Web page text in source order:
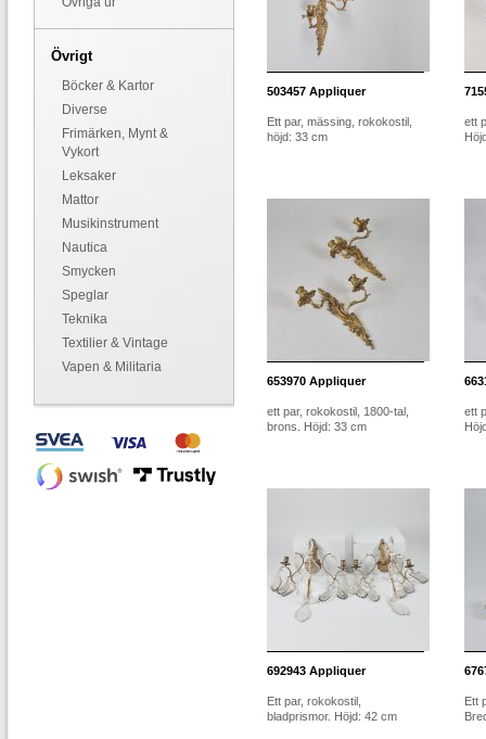
Övrigt
Böcker & Kartor
Diverse
Frimärken, Mynt &
Vykort
Leksaker
Mattor
Musikinstrument
Nautica
Smycken
Speglar
Teknika
Textilier & Vintage
Vapen & Militaria
503457 Appliquer
Ett par, mässing, rokokostil,
höjd: 33 cm
ett
653970 Appliquer
ett par, rokokostil, 1800-tal,
brons. Höjd: 33 cm
ett
692943 Appliquer
Ett par, rokokostil,
bladprismor. Höjd: 42 cm
Ett